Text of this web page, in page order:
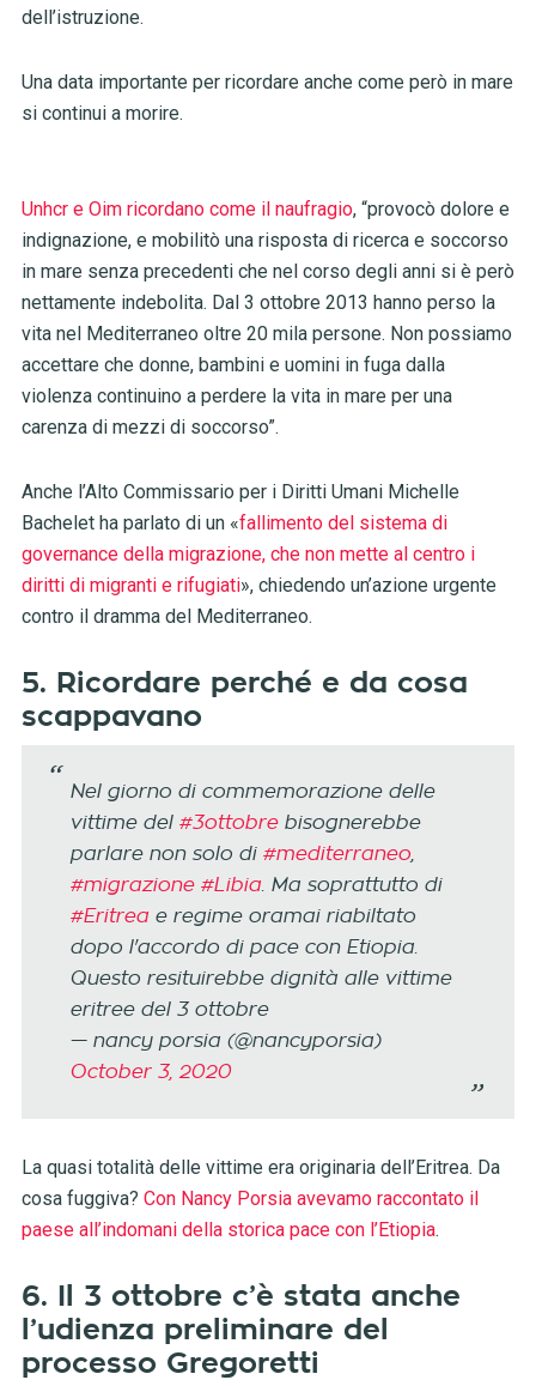
dell’istruzione.
Una data importante per ricordare anche come però in mare
si continui a morire.
Unhcr e Oim ricordano come il naufragio, “provocò dolore e
indignazione, e mobilitò una risposta di ricerca e soccorso
in mare senza precedenti che nel corso degli anni si è però
nettamente indebolita. Dal 3 ottobre 2013 hanno perso la
vita nel Mediterraneo oltre 20 mila persone. Non possiamo
accettare che donne, bambini e uomini in fuga dalla
violenza continuino a perdere la vita in mare per una
carenza di mezzi di soccorso”.
Anche l’Alto Commissario per i Diritti Umani Michelle
Bachelet ha parlato di un «fallimento del sistema di
governance della migrazione, che non mette al centro i
diritti di migranti e rifugiati», chiedendo un’azione urgente
contro il dramma del Mediterraneo.
5. Ricordare perché e da cosa
scappavano
Nel giorno di commemorazione delle
vittime del #3ottobrebisognerebbe
parlare non solo di #mediterraneo,
#migrazione #Libia. Ma soprattutto di
#Eritreae regime oramai riabiltato
dopo l'accordo di pace con Etiopia.
Questo resituirebbe dignità alle vittime
eritree del 3 ottobre
— nancy porsia (@nancyporsia)
October 3, 2020
La quasi totalità delle vittime era originaria dell’Eritrea. Da
cosa fuggiva? Con Nancy Porsia avevamo raccontato il
paese all’indomani della storica pace con l’Etiopia.
6. Il 3 ottobre c’è stata anche
l’udienza preliminare del
processo Gregoretti